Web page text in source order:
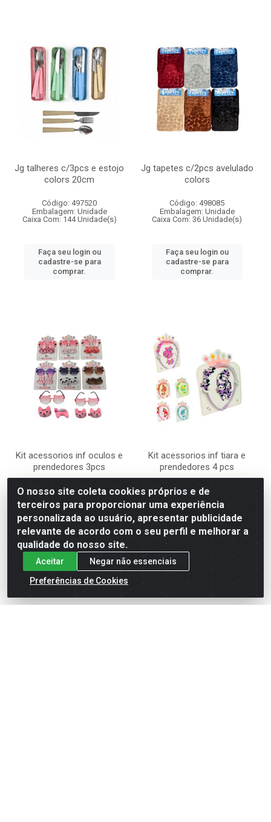
Jg talheres c/3pcs e estojo
colors 20cm
Código: 497520
Embalagem: Unidade
Caixa Com: 144 Unidade(s)
Faça seu login ou
cadastre-se para
comprar.
Jg tapetes c/2pcs avelulado
colors
Código: 498085
Embalagem: Unidade
Caixa Com: 36 Unidade(s)
Faça seu login ou
cadastre-se para
comprar.
Kit acessorios inf oculos e
prendedores 3pcs
Código: 498371
Embalagem: Unidade
Caixa Com: 192 Unidade(s)
Faça seu login ou
cadastre-se para
comprar.
Kit acessorios inf tiara e
prendedores 4 pcs
Código: 497262
Embalagem: Unidade
Caixa Com: 192 Unidade(s)
Faça seu login ou
O nosso site coleta cookies próprios e de
terceiros para proporcionar uma experiência
personalizada ao usuário, apresentar publicidade
relevante de acordo com o seu perfil e melhorar a
qualidade do nosso site.
Aceitar
Negar não essenciais
Preferências de Cookies